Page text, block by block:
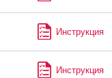
Инструкция
Инструкция